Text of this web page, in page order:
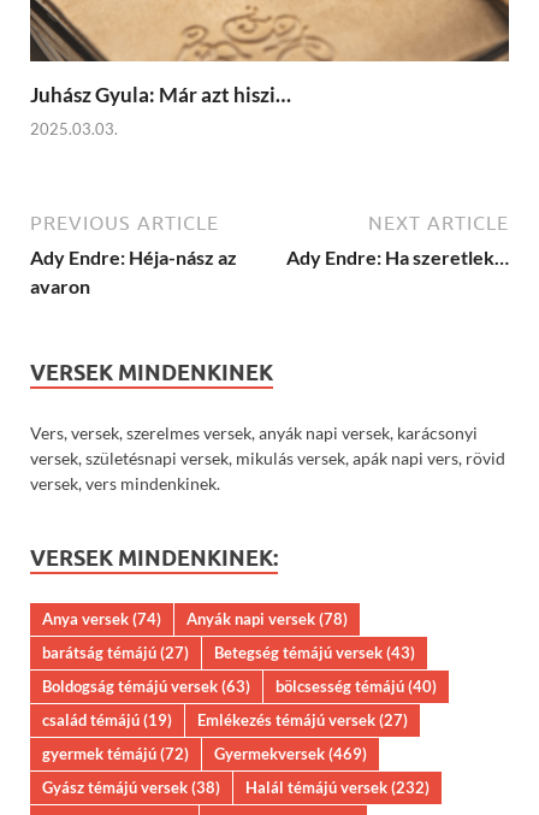
Juhász Gyula: Már azt hiszi…
2025.03.03.
PREVIOUS ARTICLE
Ady Endre: Héja-nász az
avaron
NEXT ARTICLE
Ady Endre: Ha szeretlek…
VERSEK MINDENKINEK
Vers, versek, szerelmes versek, anyák napi versek, karácsonyi
versek, születésnapi versek, mikulás versek, apák napi vers, rövid
versek, vers mindenkinek.
VERSEK MINDENKINEK:
Anya versek(74) Anyák napi versek(78)
barátság témájú(27) Betegség témájú versek(43)
Boldogság témájú versek(63) bölcsesség témájú(40)
család témájú(19) Emlékezés témájú versek(27)
gyermek témájú(72) Gyermekversek(469)
Gyász témájú versek(38) Halál témájú versek(232)